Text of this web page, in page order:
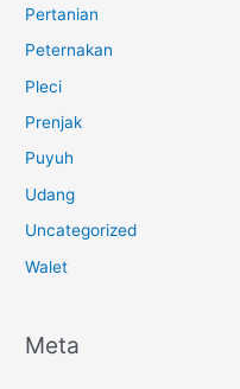
Pertanian
Peternakan
Pleci
Prenjak
Puyuh
Udang
Uncategorized
Walet
Meta